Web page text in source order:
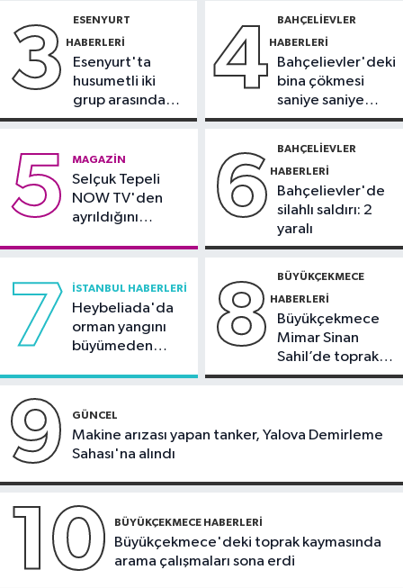
Olimpiyatları'nda modern
pentatlonda büyük başarılar elde
edeceğiz
plajlarını aratmadı
3 ESENYURT
HABERLERI
Esenyurt'ta
husumetli iki
grup arasında
silahlı kavga
4 BAHÇELIEVLER
HABERLERI
Bahçelievler'deki
bina çökmesi
saniye saniye
görüntülendi
5 MAGAZIN
Selçuk Tepeli
NOW TV'den
ayrıldığını
6 BAHÇELIEVLER
HABERLERI
Bahçelievler'de
silahlı saldırı: 2
yaralı
7 İSTANBUL HABERLERI
Heybeliada'da
orman yangını
büyümeden
8 BÜYÜKÇEKMECE
HABERLERI
Büyükçekmece
Mimar Sinan
Sahil’de toprak
kayması
9 GÜNCEL
Makine arızası yapan tanker, Yalova Demirleme
Sahası'na alındı
10 BÜYÜKÇEKMECE HABERLERI
Büyükçekmece'deki toprak kaymasında
arama çalışmaları sona erdi